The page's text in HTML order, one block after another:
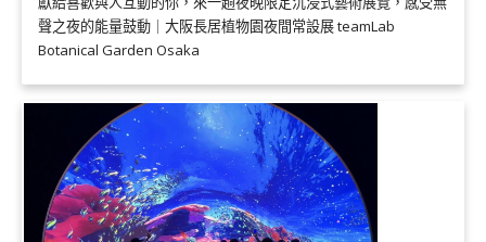
聲之夜的能量鼓動｜大阪長居植物園夜間常設展 teamLab
Botanical Garden Osaka